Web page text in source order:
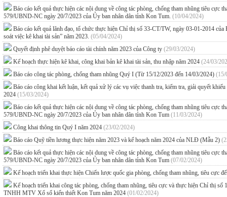
Báo cáo kết quả thực hiện các nội dung về công tác phòng, chống tham nhũng tiêu
579/UBND-NC ngày 20/7/2023 của Ủy ban nhân dân tỉnh Kon Tum. (10/04/2024)
Báo cáo kết quả lãnh đạo, tổ chức thực hiện Chỉ thị số 33-CT/TW, ngày 03-01-2014
soát việc kê khai tài sản” năm 2023. (05/04/2024)
Quyết định phê duyệt báo cáo tài chính năm 2023 của Công ty (29/03/2024)
Kế hoạch thực hiện kê khai, công khai bản kê khai tài sản, thu nhập năm 2024 (24/03/
Báo cáo công tác phòng, chống tham nhũng Quý I (Từ 15/12/2023 đến 14/03/2024) (15/
Báo cáo công khai kết luận, kết quả xử lý các vụ việc thanh tra, kiểm tra, giải quyết
2024 (15/03/2024)
Báo cáo kết quả thực hiện các nội dung về công tác phòng, chống tham nhũng tiêu
579/UBND-NC ngày 20/7/2023 của Ủy ban nhân dân tỉnh Kon Tum (11/03/2024)
Công khai thông tin Quý I năm 2024 (23/02/2024)
Báo cáo Quỹ tiền lương thực hiện năm 2023 và kế hoạch năm 2024 của NLĐ (Mẫu 2)
Báo cáo kết quả thực hiện các nội dung về công tác phòng, chống tham nhũng tiêu
579/UBND-NC ngày 20/7/2023 của Ủy ban nhân dân tỉnh Kon Tum (07/02/2024)
Kế hoạch triển khai thực hiện Chiến lược quốc gia phòng, chống tham nhũng, tiêu cực
Kế hoạch triển khai công tác phòng, chống tham nhũng, tiêu cực và thực hiện Chỉ thị
TNHH MTV Xổ số kiến thiết Kon Tum năm 2024 (01/02/2024)